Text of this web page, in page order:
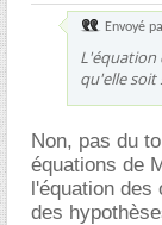
Envoyé
L'équation
qu'elle soit
Non, pas du
équations de
l'équation des
des